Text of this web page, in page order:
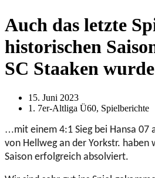
Auch das letzte
historischen
SC Staaken
15. Juni 2023
1. 7er-Altliga Ü60, Spielberichte
…mit einem 4:1 Sieg bei Hansa 07
von Hellweg an der Yorkstr. haben
Saison erfolgreich absolviert.